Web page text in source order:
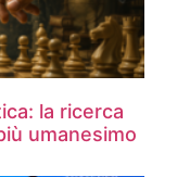
la ricerca
umanesimo